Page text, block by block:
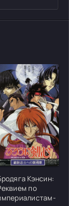
Кэнсин:
по